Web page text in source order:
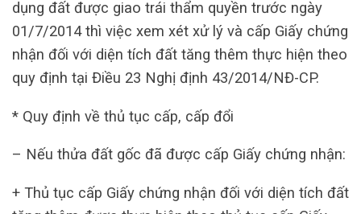
dụng đất được giao trái thẩm quyền trước ngày
01/7/2014 thì việc xem xét xử lý và cấp Giấy chứng
nhận đối với diện tích đất tăng thêm thực hiện theo
quy định tại Điều 23 Nghị định 43/2014/NĐ-CP.
* Quy định về thủ tục cấp, cấp đổi
– Nếu thửa đất gốc đã được cấp Giấy chứng nhận:
+ Thủ tục cấp Giấy chứng nhận đối với diện tích đất